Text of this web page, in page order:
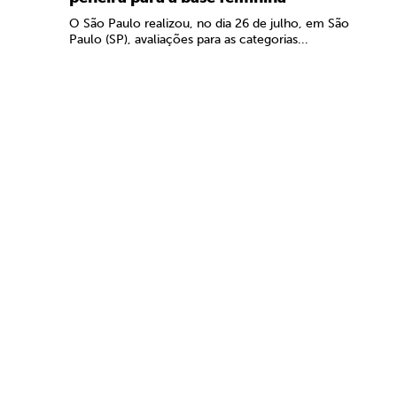
O São Paulo realizou, no dia 26 de julho, em São
Paulo (SP), avaliações para as categorias...